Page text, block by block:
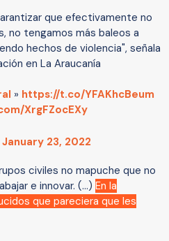
que efectivamente no
no tengamos más baleos a
hechos de violencia", señala
en La Araucanía
» https://t.co/YFAKhcBeum
XrgFZocEXy
January 23, 2022
civiles no mapuche que no
e innovar. (...) En la
que pareciera que les